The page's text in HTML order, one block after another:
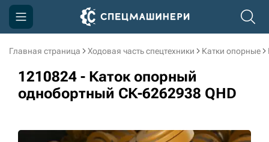
Главная страница Ходовая часть спецтехники Катки опорные
1210824 - Каток опорный
однобортный СК-6262938 QHD
Компания
Акции
Информация